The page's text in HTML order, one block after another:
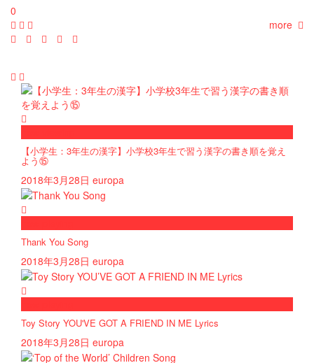
0
more
【小学生：3年生の漢字】小学校3年生で習う漢字の書き順を覚え
よう⑮
2018年3月28日 europa
Thank You Song
2018年3月28日 europa
Toy Story YOU'VE GOT A FRIEND IN ME Lyrics
2018年3月28日 europa